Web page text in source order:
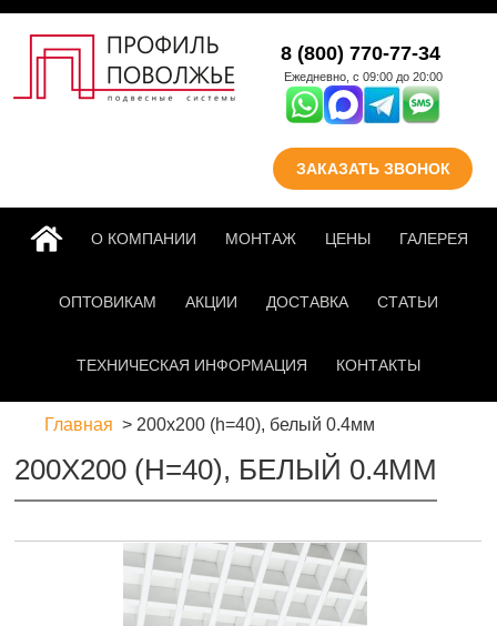
Перейти к основному
содержанию8 (800) 770-77-34
Ежедневно, с 09:00 до 20:00
ЗАКАЗАТЬ ЗВОНОК
ГЛАВНАЯО КОМПАНИИ МОНТАЖ ЦЕНЫ ГАЛЕРЕЯ
ОПТОВИКАМ АКЦИИ ДОСТАВКА СТАТЬИ
ТЕХНИЧЕСКАЯ ИНФОРМАЦИЯ КОНТАКТЫ
Главная 200х200 (h=40), белый 0.4мм
200Х200 (H=40), БЕЛЫЙ 0.4ММ